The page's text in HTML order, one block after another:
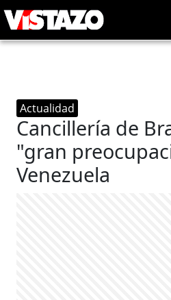
Actualidad
Cancillería de
"gran
Venezuela